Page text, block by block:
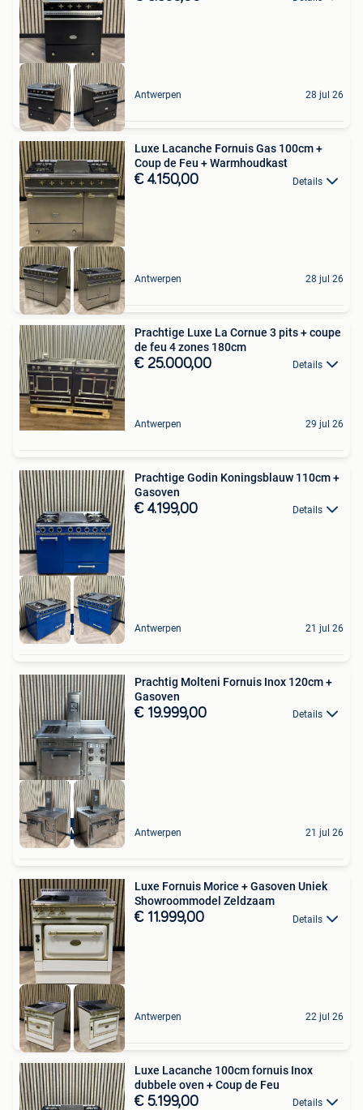
Antwerpen 28 jul 26
Luxe Lacanche Fornuis Gas 100cm +
Coup de Feu + Warmhoudkast
€ 4.150,00 Details
Antwerpen 28 jul 26
Prachtige Luxe La Cornue 3 pits + coupe
de feu 4 zones 180cm
€ 25.000,00 Details
Antwerpen 29 jul 26
Koningsblauw
Prachtige Godin Koningsblauw 110cm +
Gasoven
€ 4.199,00 Details
Antwerpen 21 jul 26
Top Kwaliteit
Prachtig Molteni Fornuis Inox 120cm +
Gasoven
€ 19.999,00 Details
Antwerpen 21 jul 26
Luxe Fornuis Morice + Gasoven Uniek
Showroommodel Zeldzaam
€ 11.999,00 Details
Antwerpen 22 jul 26
Luxe Lacanche 100cm fornuis Inox
dubbele oven + Coup de Feu
€ 5.199,00 Details